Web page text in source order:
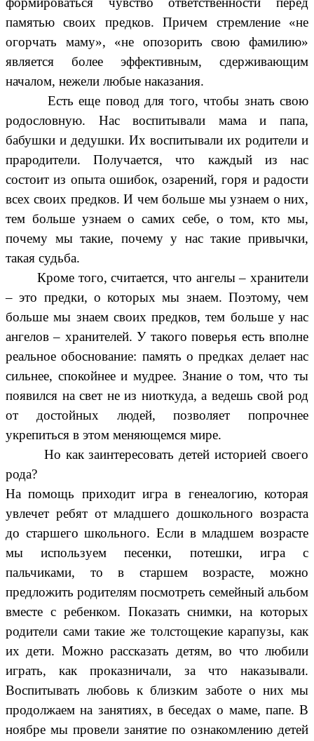
памятью своих предков. Причем стремление «не
огорчать маму», «не опозорить свою фамилию»
является более эффективным, сдерживающим
началом, нежели любые наказания.
Есть еще повод для того, чтобы знать свою
родословную. Нас воспитывали мама и папа,
бабушки и дедушки. Их воспитывали их родители и
прародители. Получается, что каждый из нас
состоит из опыта ошибок, озарений, горя и радости
всех своих предков. И чем больше мы узнаем о них,
тем больше узнаем о самих себе, о том, кто мы,
почему мы такие, почему у нас такие привычки,
такая судьба.
Кроме того, считается, что ангелы – хранители
– это предки, о которых мы знаем. Поэтому, чем
больше мы знаем своих предков, тем больше у нас
ангелов – хранителей. У такого поверья есть вполне
реальное обоснование: память о предках делает нас
сильнее, спокойнее и мудрее. Знание о том, что ты
появился на свет не из ниоткуда, а ведешь свой род
от достойных людей, позволяет попрочнее
укрепиться в этом меняющемся мире.
Но как заинтересовать детей историей своего
рода?
На помощь приходит игра в генеалогию, которая
увлечет ребят от младшего дошкольного возраста
до старшего школьного. Если в младшем возрасте
мы используем песенки, потешки, игра с
пальчиками, то в старшем возрасте, можно
предложить родителям посмотреть семейный альбом
вместе с ребенком. Показать снимки, на которых
родители сами такие же толстощекие карапузы, как
их дети. Можно рассказать детям, во что любили
играть, как проказничали, за что наказывали.
Воспитывать любовь к близким заботе о них мы
продолжаем на занятиях, в беседах о маме, папе. В
ноябре мы провели занятие по ознакомлению детей